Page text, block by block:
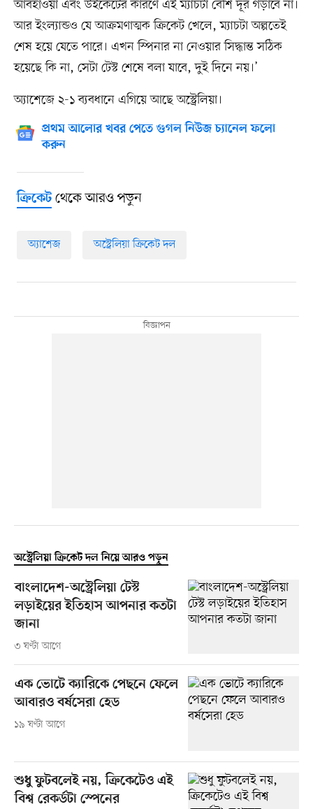
আবহাওয়া এবং উইকেটের কারণে এই ম্যাচটা বেশি দূর গড়াবে না।
আর ইংল্যান্ডও যে আক্রমণাত্মক ক্রিকেট খেলে, ম্যাচটা অল্পতেই
শেষ হয়ে যেতে পারে। এখন স্পিনার না নেওয়ার সিদ্ধান্ত সঠিক
হয়েছে কি না, সেটা টেস্ট শেষে বলা যাবে, দুই দিনে নয়।’
অ্যাশেজে ২-১ ব্যবধানে এগিয়ে আছে অস্ট্রেলিয়া।
প্রথম আলোর খবর পেতে গুগল নিউজ চ্যানেল ফলো
করুন
ক্রিকেটথেকে আরও পড়ুন
অ্যাশেজ অস্ট্রেলিয়া ক্রিকেট দল
অস্ট্রেলিয়া ক্রিকেট দল নিয়ে আরও পড়ুন
বাংলাদেশ-অস্ট্রেলিয়া টেস্ট
লড়াইয়ের ইতিহাস আপনার কতটা
জানা
৩ ঘণ্টা আগে
এক ভোটে ক্যারিকে পেছনে ফেলে
আবারও বর্ষসেরা হেড
১৯ ঘণ্টা আগে
শুধু ফুটবলেই নয়, ক্রিকেটেও এই
বিশ্ব রেকর্ডটা স্পেনের